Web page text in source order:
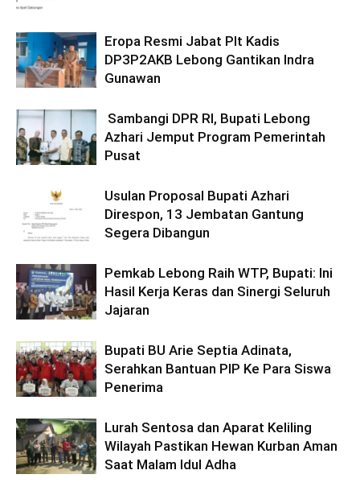
Eropa Resmi Jabat Plt Kadis
DP3P2AKB Lebong Gantikan Indra
Gunawan
Sambangi DPR RI, Bupati Lebong
Azhari Jemput Program Pemerintah
Pusat
Usulan Proposal Bupati Azhari
Direspon, 13 Jembatan Gantung
Segera Dibangun
Pemkab Lebong Raih WTP, Bupati: Ini
Hasil Kerja Keras dan Sinergi Seluruh
Jajaran
Bupati BU Arie Septia Adinata,
Serahkan Bantuan PIP Ke Para Siswa
Penerima
Lurah Sentosa dan Aparat Keliling
Wilayah Pastikan Hewan Kurban Aman
Saat Malam Idul Adha